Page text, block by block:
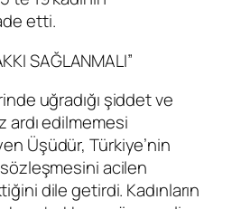
etti.
SAĞLANMALI”
uğradığı şiddet ve
ardı edilmemesi
Üşüdür, Türkiye’nin
sözleşmesini acilen
dile getirdi. Kadınların